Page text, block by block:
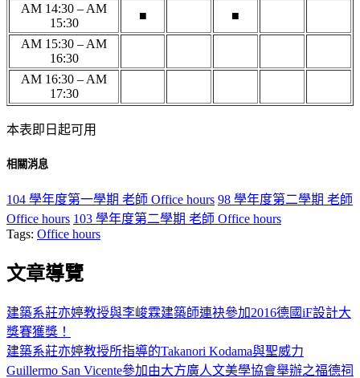
AM 14:30 – AM
15:30
■ ■
AM 15:30 – AM
16:30
AM 16:30 – AM
17:30
本表即日起可用
相關消息
104 學年度第一學期 老師 Office hours 98 學年度第二學期 老師
Office hours 103 學年度第二學期 老師 Office hours
Tags: Office hours
文章導覽
建築系莊亦婷教授與李峻霖建築師連袂參加2016德國iF設計大
獎賽獲獎！
建築系莊亦婷教授所指導的Takanori Kodama與聖威力
Guillermo San Vicente參加由大方廣人文美學協會舉辦之福德祠